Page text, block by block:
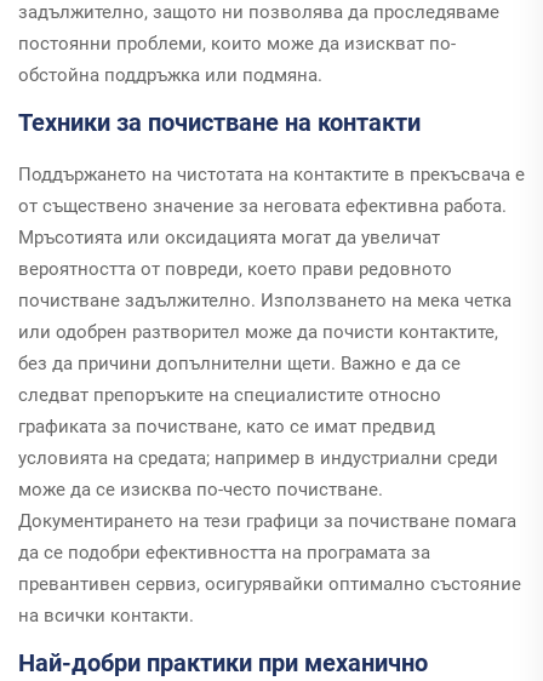
задължително, защото ни позволява да проследяваме
постоянни проблеми, които може да изискват по-
обстойна поддръжка или подмяна.
Техники за почистване на контакти
Поддържането на чистотата на контактите в прекъсвача е
от съществено значение за неговата ефективна работа.
Мръсотията или оксидацията могат да увеличат
вероятността от повреди, което прави редовното
почистване задължително. Използването на мека четка
или одобрен разтворител може да почисти контактите,
без да причини допълнителни щети. Важно е да се
следват препоръките на специалистите относно
графиката за почистване, като се имат предвид
условията на средата; например в индустриални среди
може да се изисква по-често почистване.
Документирането на тези графици за почистване помага
да се подобри ефективността на програмата за
превантивен сервиз, осигурявайки оптимално състояние
на всички контакти.
Най-добри практики при механично